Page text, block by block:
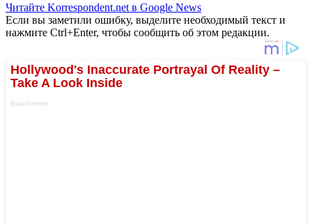
Читайте Korrespondent.net в Google News
Если вы заметили ошибку, выделите необходимый текст и
нажмите Ctrl+Enter, чтобы сообщить об этом редакции.